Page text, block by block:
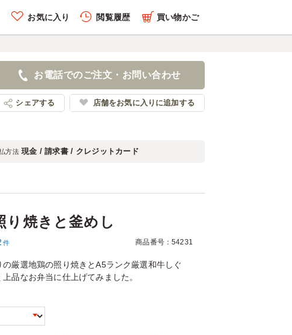
お気に入り 閲覧履歴
履歴を全件削除する
名：法隆寺 釜めし弁慶
買い物かご
お電話でのご注文・お問い合わせ
シェアする 店舗をお気に入りに追加する
方法 現金 / 請求書 / クレジットカード
り焼きと釜めし
件 商品番号：54231
厳選地鶏の照り焼きとA5ランク厳選和牛しぐ
品なお弁当に仕上げてみました。